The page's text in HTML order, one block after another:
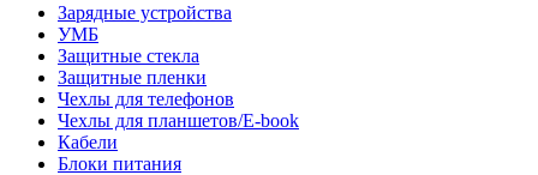
Зарядные устройства
УМБ
Защитные стекла
Защитные пленки
Чехлы для телефонов
Чехлы для планшетов/E-book
Кабели
Блоки питания